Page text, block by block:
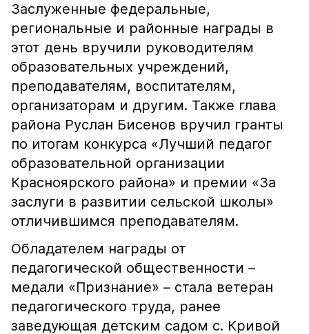
Заслуженные федеральные,
региональные и районные награды в
этот день вручили руководителям
образовательных учреждений,
преподавателям, воспитателям,
организаторам и другим. Также глава
района Руслан Бисенов вручил гранты
по итогам конкурса «Лучший педагог
образовательной организации
Красноярского района» и премии «За
заслуги в развитии сельской школы»
отличившимся преподавателям.
Обладателем награды от
педагогической общественности –
медали «Признание» – стала ветеран
педагогического труда, ранее
заведующая детским садом с. Кривой